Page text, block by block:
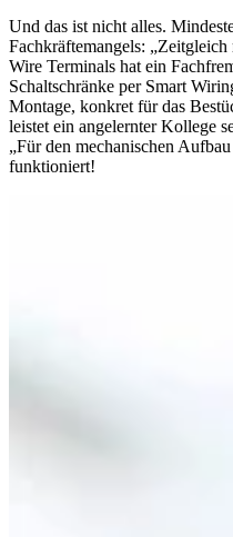
Und das ist nicht alles.
Fachkräftemangels:
Wire Terminals hat ein
Schaltschränke per Smart
Montage, konkret für das
leistet ein angelernter Kollege
„Für den mechanischen
funktioniert!